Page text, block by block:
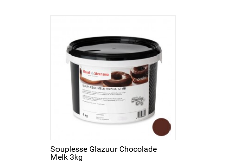
Souplesse Glazuur Chocolade
Melk 3kg